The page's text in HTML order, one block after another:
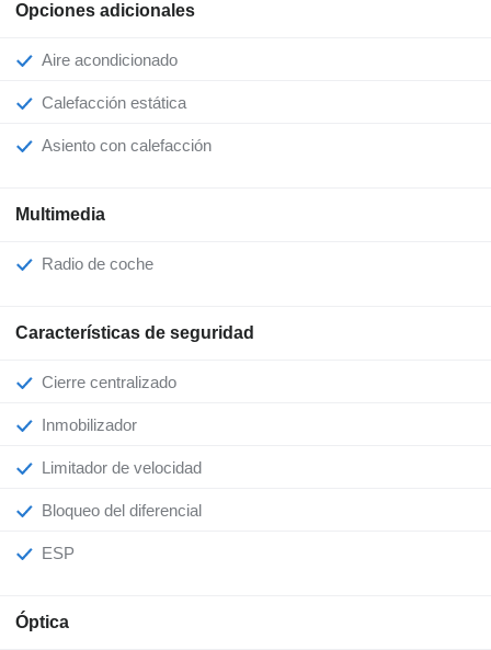
Opciones adicionales
Aire acondicionado
Calefacción estática
Asiento con calefacción
Multimedia
Radio de coche
Características de seguridad
Cierre centralizado
Inmobilizador
Limitador de velocidad
Bloqueo del diferencial
ESP
Óptica